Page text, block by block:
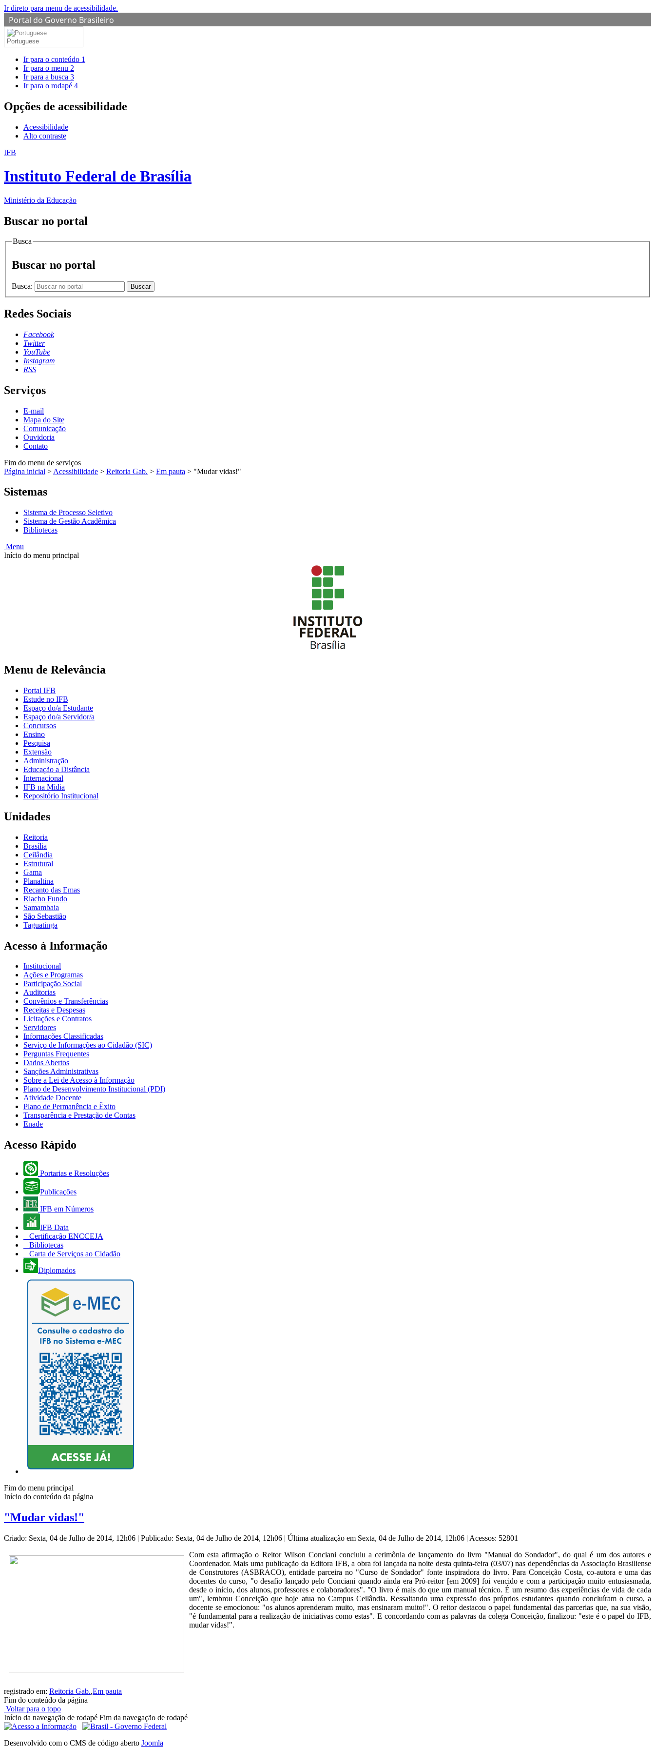
Ir direto para menu de acessibilidade.
Portal do Governo Brasileiro
Portuguese
Ir para o conteúdo 1
Ir para o menu 2
Ir para a busca 3
Ir para o rodapé 4
Opções de acessibilidade
Acessibilidade
Alto contraste
IFB
Instituto Federal de Brasília
Ministério da Educação
Buscar no portal
Busca
Buscar no portal
Busca: Buscar
Redes Sociais
Facebook
Twitter
YouTube
Instagram
RSS
Serviços
E-mail
Mapa do Site
Comunicação
Ouvidoria
Contato
Fim do menu de serviços
Página inicial > Acessibilidade > Reitoria Gab. > Em pauta > "Mudar vidas!"
Sistemas
Sistema de Processo Seletivo
Sistema de Gestão Acadêmica
Bibliotecas
Menu
Início do menu principal
Menu de Relevância
Portal IFB
Estude no IFB
Espaço do/a Estudante
Espaço do/a Servidor/a
Concursos
Ensino
Pesquisa
Extensão
Administração
Educação a Distância
Internacional
IFB na Mídia
Repositório Institucional
Unidades
Reitoria
Brasília
Ceilândia
Estrutural
Gama
Planaltina
Recanto das Emas
Riacho Fundo
Samambaia
São Sebastião
Taguatinga
Acesso à Informação
Institucional
Ações e Programas
Participação Social
Auditorias
Convênios e Transferências
Receitas e Despesas
Licitações e Contratos
Servidores
Informações Classificadas
Serviço de Informações ao Cidadão (SIC)
Perguntas Frequentes
Dados Abertos
Sanções Administrativas
Sobre a Lei de Acesso à Informação
Plano de Desenvolvimento Institucional (PDI)
Atividade Docente
Plano de Permanência e Êxito
Transparência e Prestação de Contas
Enade
Acesso Rápido
Portarias e Resoluções
Publicações
IFB em Números
IFB Data
Certificação ENCCEJA
Bibliotecas
Carta de Serviços ao Cidadão
Diplomados
Fim do menu principal
Início do conteúdo da página
"Mudar vidas!"
Criado: Sexta, 04 de Julho de 2014, 12h06 | Publicado: Sexta, 04 de Julho de 2014, 12h06 | Última atualização em Sexta, 04 de Julho de 2014, 12h06 | Acessos: 52801
Com esta afirmação o Reitor Wilson Conciani concluiu a cerimônia de lançamento do livro "Manual do Sondador", do qual é um dos autores e
Coordenador. Mais uma publicação da Editora IFB, a obra foi lançada na noite desta quinta-feira (03/07) nas dependências da Associação Brasiliense
de Construtores (ASBRACO), entidade parceira no "Curso de Sondador" fonte inspiradora do livro. Para Conceição Costa, co-autora e uma das
docentes do curso, "o desafio lançado pelo Conciani quando ainda era Pró-reitor [em 2009] foi vencido e com a participação muito entusiasmada,
desde o início, dos alunos, professores e colaboradores". "O livro é mais do que um manual técnico. É um resumo das experiências de vida de cada
um", lembrou Conceição que hoje atua no Campus Ceilândia. Ressaltando uma expressão dos próprios estudantes quando concluíram o curso, a
docente se emocionou: "os alunos aprenderam muito, mas ensinaram muito!". O reitor destacou o papel fundamental das parcerias que, na sua visão,
"é fundamental para a realização de iniciativas como estas". E concordando com as palavras da colega Conceição, finalizou: "este é o papel do IFB,
mudar vidas!".
registrado em: Reitoria Gab.,Em pauta
Fim do conteúdo da página
Voltar para o topo
Início da navegação de rodapé Fim da navegação de rodapé
Desenvolvido com o CMS de código aberto Joomla